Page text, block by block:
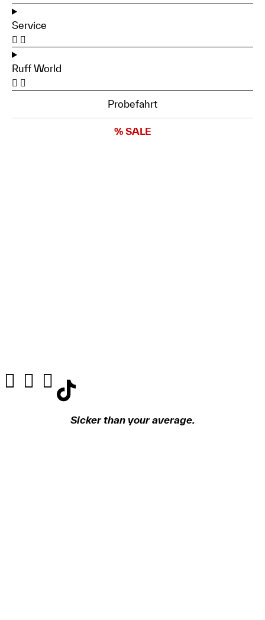
Service
Ruff World
Probefahrt
% SALE
Sicker than your average.